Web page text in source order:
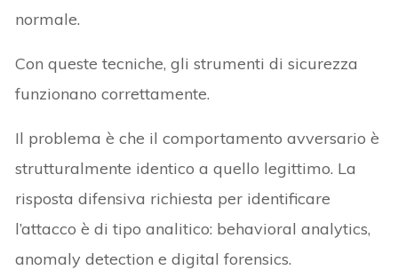
normale.
Con queste tecniche, gli strumenti di sicurezza
funzionano correttamente.
Il problema è che il comportamento avversario è
strutturalmente identico a quello legittimo. La
risposta difensiva richiesta per identificare
l’attacco è di tipo analitico: behavioral analytics,
anomaly detection e digital forensics.